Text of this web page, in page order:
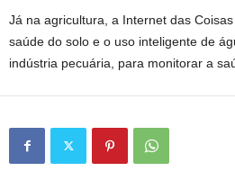
Já na agricultura, a Internet das
saúde do solo e o uso inteligente de
indústria pecuária, para monitorar a